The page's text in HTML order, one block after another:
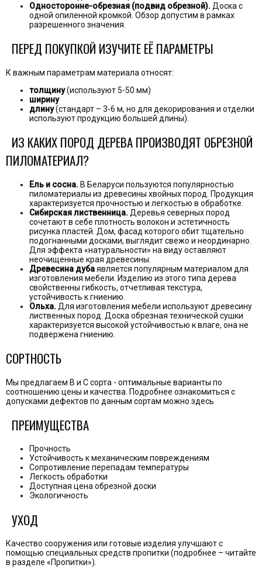
Односторонне-обрезная (подвид обрезной). Доска с
одной опиленной кромкой. Обзор допустим в рамках
разрешенного значения.
ПЕРЕД ПОКУПКОЙ ИЗУЧИТЕ ЕЁ ПАРАМЕТРЫ
К важным параметрам материала относят:
толщину(используют 5-50 мм)
ширину
длину(стандарт – 3-6 м, но для декорирования и отделки
используют продукцию большей длины).
ИЗ КАКИХ ПОРОД ДЕРЕВА ПРОИЗВОДЯТ ОБРЕЗНОЙ
ПИЛОМАТЕРИАЛ?
Ель и сосна. В Беларуси пользуются популярностью
пиломатериалы из древесины хвойных пород. Продукция
характеризуется прочностью и легкостью в обработке.
Сибирская лиственница. Деревья северных пород
сочетают в себе плотность волокон и эстетичность
рисунка пластей. Дом, фасад которого обит тщательно
подогнанными досками, выглядит свежо и неординарно.
Для эффекта «натуральности» на виду оставляют
неочищенные края древесины.
Древесина дубаявляется популярным материалом для
изготовления мебели. Изделию из этого типа дерева
свойственны гибкость, отчетливая текстура,
устойчивость к гниению.
Ольха. Для изготовления мебели используют древесину
лиственных пород. Доска обрезная технической сушки
характеризуется высокой устойчивостью к влаге, она не
подвержена гниению.
СОРТНОСТЬ
Мы предлагаем В и С сорта - оптимальные варианты по
соотношению цены и качества. Подробнее ознакомиться с
допусками дефектов по данным сортам можно здесь
ПРЕИМУЩЕСТВА
Прочность
Устойчивость к механическим повреждениям
Сопротивление перепадам температуры
Легкость обработки
Доступная цена обрезной доски
Экологичность
УХОД
Качество сооружения или готовые изделия улучшают с
помощью специальных средств пропитки (подробнее – читайте
в разделе «Пропитки»).